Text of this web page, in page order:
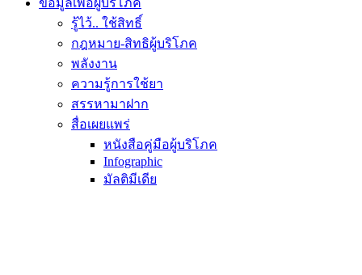
ข้อมูลเพื่อผู้บริโภค
รู้ไว้.. ใช้สิทธิ์
กฎหมาย-สิทธิผู้บริโภค
พลังงาน
ความรู้การใช้ยา
สรรหามาฝาก
สื่อเผยแพร่
หนังสือคู่มือผู้บริโภค
Infographic
มัลติมีเดีย